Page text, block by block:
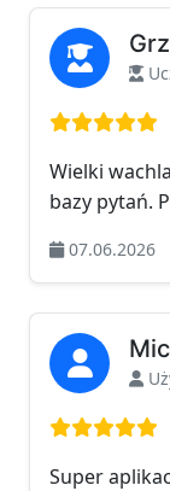
Wielki
bazy pytań.
07.06.2026
Super